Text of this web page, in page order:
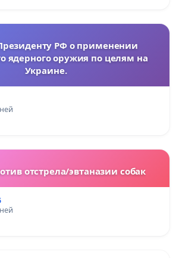
РФ о применении
ядерного оружия по целям на
Украине.
отстрела/эвтаназии собак